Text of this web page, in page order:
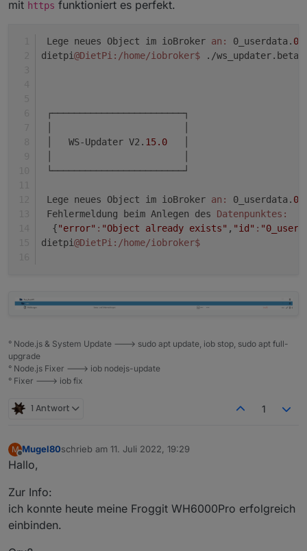
mit https funktioniert es perfekt.
Lege neues Object im ioBroker an: 0_userdata. 0
dietpi@DietPi :/home/iobroker$ ./
┌────────────────────────┐
│   WS-Updater V2. 15.0
└────────────────────────┘
Lege neues Object im ioBroker an: 0_userdata. 0
Fehlermeldung beim Anlegen des Datenpunktes:
  {
"error" : "Object already exists" , "id" :
dietpi@DietPi :/home/iobroker$
° Node.js & System Update ---> sudo apt update, iob stop, sudo apt full-
upgrade
° Node.js Fixer ---> iob nodejs-update
° Fixer ---> iob fix
1 Antwort 1
M
Offline
Mugel80schrieb am 11. Juli 2022, 19:29
zuletzt editiert von
Hallo,
Zur Info:
ich konnte heute meine Froggit WH6000Pro erfolgreich
einbinden.